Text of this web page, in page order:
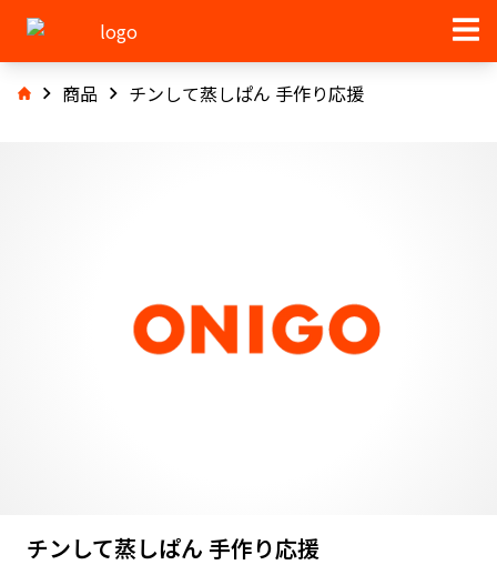
商品 チンして蒸しぱん 手作り応援
チンして蒸しぱん 手作り応援